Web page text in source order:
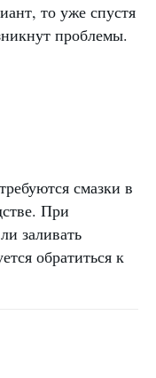
то уже спустя
проблемы.
смазки в
При
заливать
обратиться к